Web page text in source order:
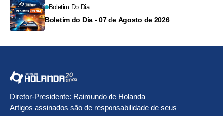
Boletim Do Dia
Boletim do Dia - 07 de Agosto de 2026
Diretor-Presidente: Raimundo de Holanda
Artigos assinados são de responsabilidade de seus